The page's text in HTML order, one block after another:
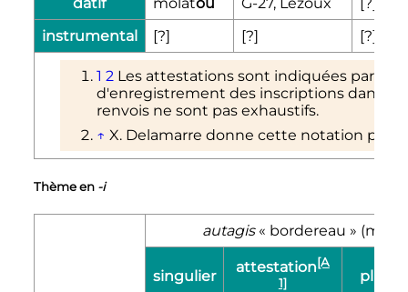
instrumental
[?] [?] [?]
1 2 Les attestations sont indiquées par les
d'enregistrement des inscriptions dans les
renvois ne sont pas exhaustifs.
↑ X. Delamarre donne cette notation pour
Thème en -i
autagis« bordereau »
singulier
attestation[A
1]
pluriel